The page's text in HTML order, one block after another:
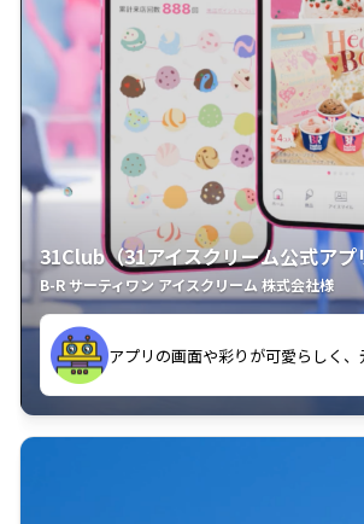
31Club（31アイスクリーム公式アプ
B-R サーティワン アイスクリーム 株式会社様
アプリの画面や彩りが可愛らしく、
クラスごとに特典があるようなので
す。